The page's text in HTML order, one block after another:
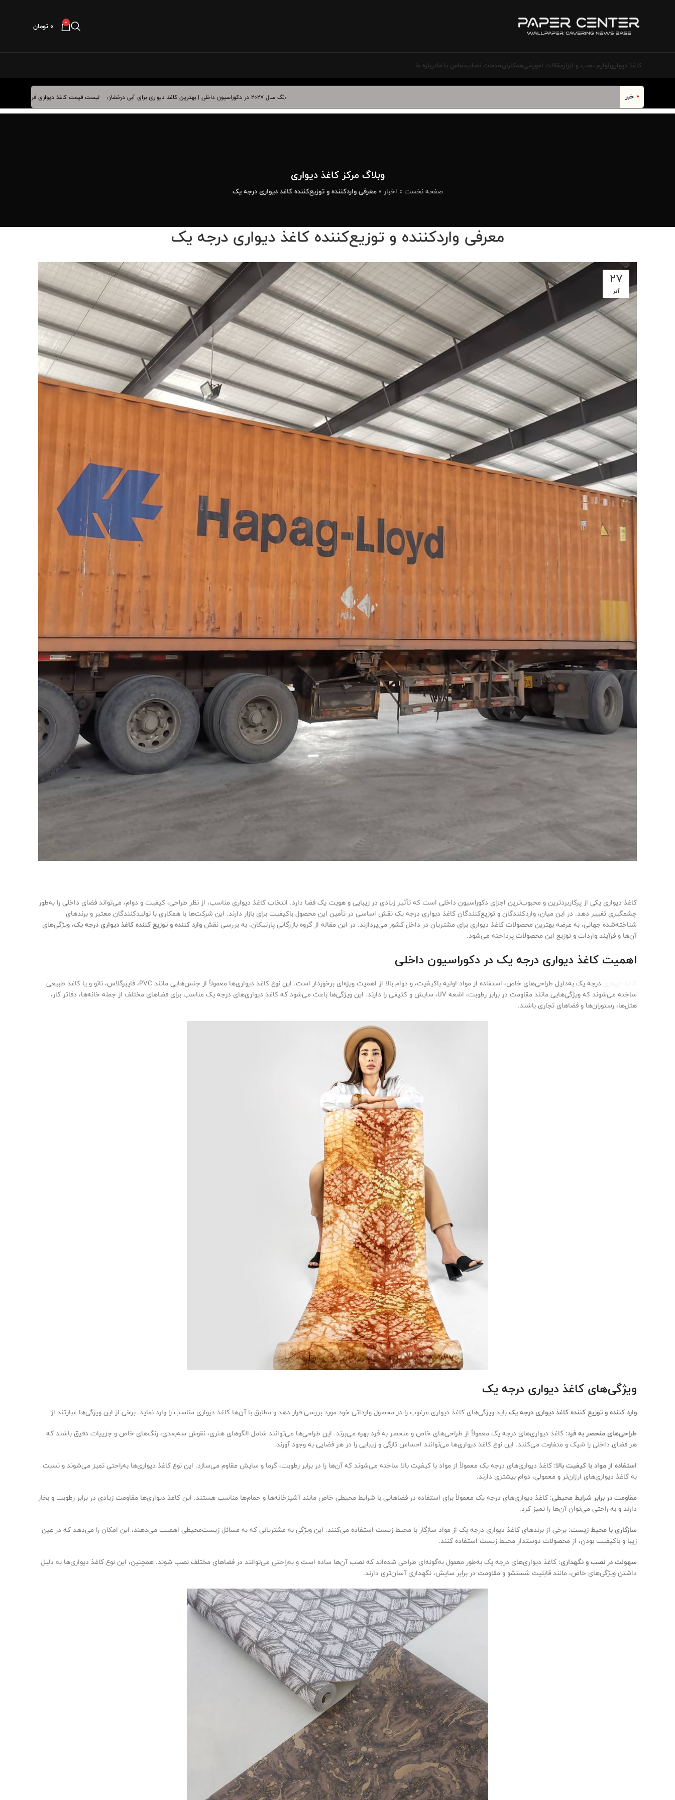
0 ۰تومان
کاغذ دیواریلوازم نصب و ابزارمقالات آموزشیهمکارانخدمات نصاب‌تماس با مادرباره ما
خبر لیست قیمت کاغذ دیواری فروردین ماه 1405
وبلاگ مرکز کاغذ دیواری
صفحه نخست » اخبار »معرفی واردکننده و توزیع‌کننده کاغذ دیواری درجه یک
معرفی واردکننده و توزیع‌کننده کاغذ دیواری درجه یک
27
آذر
کاغذ دیواری یکی از پرکاربردترین و محبوب‌ترین اجزای دکوراسیون داخلی است که تأثیر زیادی در زیبایی و هویت یک فضا دارد. انتخاب کاغذ دیواری مناسب، از نظر طراحی، کیفیت و دوام، می‌تواند فضای داخلی را به‌طور
چشمگیری تغییر دهد. در این میان، واردکنندگان و توزیع‌کنندگان کاغذ دیواری درجه یک نقش اساسی در تأمین این محصول باکیفیت برای بازار دارند. این شرکت‌ها با همکاری با تولیدکنندگان معتبر و برندهای
شناخته‌شده جهانی، به عرضه بهترین محصولات کاغذ دیواری برای مشتریان در داخل کشور می‌پردازند. در این مقاله از گروه بازرگانی پارتیکان، به بررسی نقشوارد کننده و توزیع کننده کاغذ دیواری درجه یک، ویژگی‌های
آن‌ها و فرآیند واردات و توزیع این محصولات پرداخته می‌شود.
اهمیت کاغذ دیواری درجه یک در دکوراسیون داخلی
درجه یک به‌دلیل طراحی‌های خاص، استفاده از مواد اولیه باکیفیت، و دوام بالا از اهمیت ویژه‌ای برخوردار است. این نوع کاغذ دیواری‌ها معمولاً از جنس‌هایی مانند PVC، فایبرگلاس، نانو و یا کاغذ طبیعی
ساخته می‌شوند که ویژگی‌هایی مانند مقاومت در برابر رطوبت، اشعه UV، سایش و کثیفی را دارند. این ویژگی‌ها باعث می‌شود که کاغذ دیواری‌های درجه یک مناسب برای فضاهای مختلف از جمله خانه‌ها، دفاتر کار،
هتل‌ها، رستوران‌ها و فضاهای تجاری باشند.
ویژگی‌های کاغذ دیواری درجه یک
وارد کننده و توزیع کننده کاغذ دیواری درجه یکباید ویژگی‌های کاغذ دیواری مرغوب را در محصول وارداتی خود مورد بررسی قرار دهد و مطابق با آن‌ها کاغذ دیواری مناسب را وارد نماید. برخی از این ویژگی‌ها عبارتند از:
طراحی‌های منحصر به فرد: کاغذ دیواری‌های درجه یک معمولاً از طراحی‌های خاص و منحصر به فرد بهره می‌برند. این طراحی‌ها می‌توانند شامل الگوهای هنری، نقوش سه‌بعدی، رنگ‌های خاص و جزییات دقیق باشند که
هر فضای داخلی را شیک و متفاوت می‌کنند. این نوع کاغذ دیواری‌ها می‌توانند احساس تازگی و زیبایی را در هر فضایی به وجود آورند.
استفاده از مواد با کیفیت بالا: کاغذ دیواری‌های درجه یک معمولاً از مواد با کیفیت بالا ساخته می‌شوند که آن‌ها را در برابر رطوبت، گرما و سایش مقاوم می‌سازد. این نوع کاغذ دیواری‌ها به‌راحتی تمیز می‌شوند و نسبت
به کاغذ دیواری‌های ارزان‌تر و معمولی، دوام بیشتری دارند.
مقاومت در برابر شرایط محیطی: کاغذ دیواری‌های درجه یک معمولاً برای استفاده در فضاهایی با شرایط محیطی خاص مانند آشپزخانه‌ها و حمام‌ها مناسب هستند. این کاغذ دیواری‌ها مقاومت زیادی در برابر رطوبت و بخار
دارند و به راحتی می‌توان آن‌ها را تمیز کرد.
سازگاری با محیط زیست: برخی از برندهای کاغذ دیواری درجه یک از مواد سازگار با محیط زیست استفاده می‌کنند. این ویژگی به مشتریانی که به مسائل زیست‌محیطی اهمیت می‌دهند، این امکان را می‌دهد که در عین
زیبا و باکیفیت بودن، از محصولات دوستدار محیط زیست استفاده کنند.
سهولت در نصب و نگهداری: کاغذ دیواری‌های درجه یک به‌طور معمول به‌گونه‌ای طراحی شده‌اند که نصب آن‌ها ساده است و به‌راحتی می‌توانند در فضاهای مختلف نصب شوند. همچنین، این نوع کاغذ دیواری‌ها به دلیل
داشتن ویژگی‌های خاص، مانند قابلیت شستشو و مقاومت در برابر سایش، نگهداری آسان‌تری دارند.